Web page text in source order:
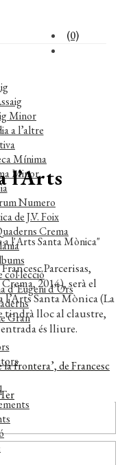
(0)
Minor
a l’altre
Mínima
Minor
Numero
de J.V. Foix
Crema
col·lecció
d’Eugeni d’Ors
Gran
l’Arts
Parcerisas,
2014), serà el
l’Arts Santa Mònica (La
tindrà lloc al claustre,
és lliure.
frontera’, de Francesc